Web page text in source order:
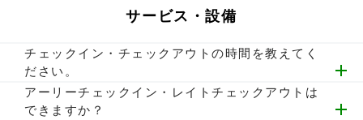
サービス・設備
チェックイン・チェックアウトの時間を教えてく
ださい。
素泊まり：チェックイン16:00、チェックアウト10:00まで
夕朝食付き：チェックイン15:00、チェックアウト10:00ま
アーリーチェックイン・レイトチェックアウトは
できますか？